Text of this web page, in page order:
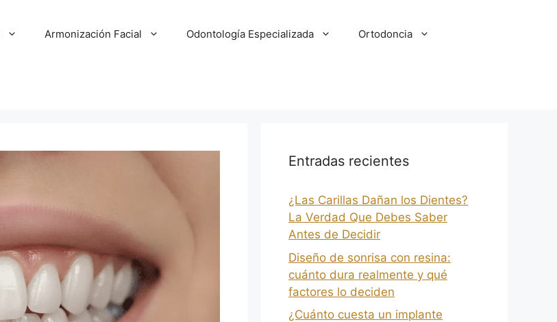
Armonización Facial Odontología Especializada Ortodoncia
Entradas recientes
¿Las Carillas Dañan los Dientes?
La Verdad Que Debes Saber
Antes de Decidir
Diseño de sonrisa con resina:
cuánto dura realmente y qué
factores lo deciden
¿Cuánto cuesta un implante